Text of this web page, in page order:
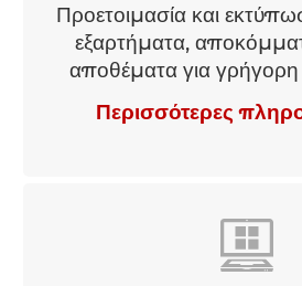
Προετοιμασία και
εξαρτήματα,
αποθέματα για
Περισσότερες